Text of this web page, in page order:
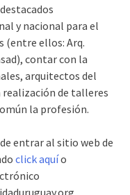
y nacional para el
(entre ellos: Arq.
contar con la
arquitectos del
realización de talleres
la profesión.
entrar al sitio web de
click aquío